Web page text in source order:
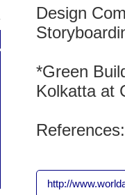
Design
*Green
Kolkatta at
References:
http://